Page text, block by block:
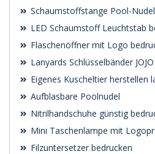
Schaumstoffstange Pool-Nudel
LED Schaumstoff Leuchtstab
Flaschenöffner mit Logo
Lanyards Schlüsselbänder
Eigenes Kuscheltier herstellen
Aufblasbare Poolnudel
Nitrilhandschuhe günstig
Mini Taschenlampe mit
Filzuntersetzer bedrucken